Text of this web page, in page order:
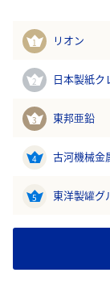
1 リオン
2 日本製紙ク
3 東邦亜鉛
4 古河機械金
5 東洋製罐グ